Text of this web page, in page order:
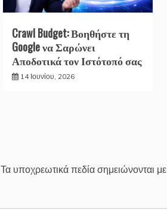
Crawl Budget: Βοηθήστε τη
Google να Σαρώνει
Αποδοτικά τον Ιστότοπό σας
14 Ιουνίου, 2026
Τα υποχρεωτικά πεδία σημειώνονται με